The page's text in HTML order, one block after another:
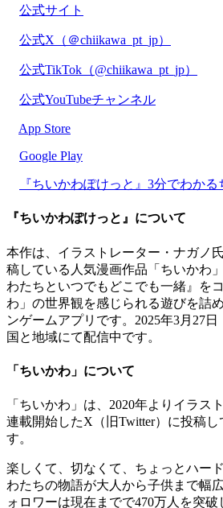
公式サイト
公式X（＠chiikawa_pt_jp）
公式TikTok（@chiikawa_pt_jp）
公式YouTubeチャンネル
App Store
Google Play
『ちいかわぽけっと』3分でわか
『ちいかわぽけっと』について
本作は、イラストレーター・ナガノ
稿している人気漫画作品「ちいかわ
わたちといつでもどこでも一緒』を
わ」の世界観を感じられる遊びを詰
ンゲームアプリです。2025年3月27
国と地域にて配信中です。
「ちいかわ」について
「ちいかわ」は、2020年よりイラス
連載開始したX（旧Twitter）に投稿
す。
楽しくて、切なくて、ちょっとハー
わたちの物語が大人から子供まで幅
ォロワーは現在までで470万人を突